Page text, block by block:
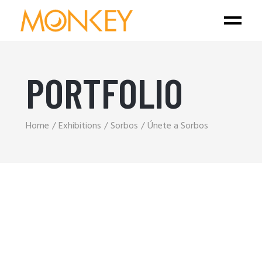
PORTFOLIO
Home Exhibitions Sorbos Únete a Sorbos